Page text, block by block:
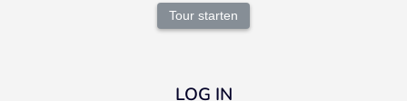
Tour starten
LOG IN